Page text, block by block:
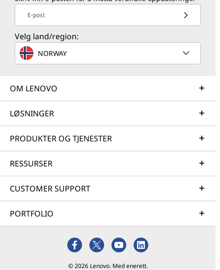
E-post
Velg land/region:
NORWAY
OM LENOVO
LØSNINGER
PRODUKTER OG TJENESTER
RESSURSER
CUSTOMER SUPPORT
PORTFOLIO
© 2026 Lenovo. Med enerett.